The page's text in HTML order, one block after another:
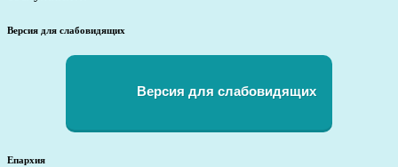
Версия для слабовидящих
Версия для слабовидящих
Епархия